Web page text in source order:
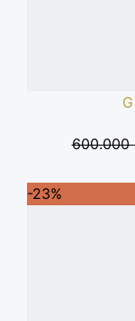
600.000
-23%